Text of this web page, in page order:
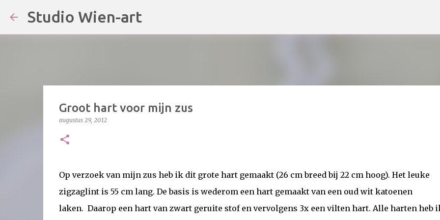
Studio Wien-art
Groot hart voor mijn zus
augustus 29, 2012
Op verzoek van mijn zus heb ik dit grote hart gemaakt (26 cm breed bij 22 cm hoog). Het leuke
zigzaglint is 55 cm lang. De basis is wederom een hart gemaakt van een oud wit katoenen
laken. Daarop een hart van zwart geruite stof en vervolgens 3x een vilten hart. Alle harten heb